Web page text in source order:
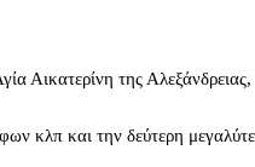
Αικατερίνη της
κλπ και την δεύτερη